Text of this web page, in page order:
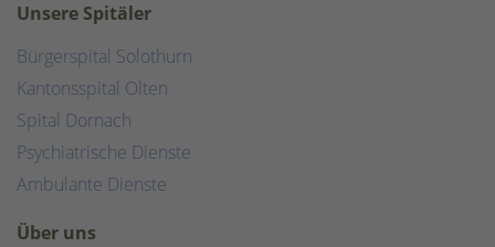
Unsere Spitäler
Bürgerspital Solothurn
Kantonsspital Olten
Spital Dornach
Psychiatrische Dienste
Ambulante Dienste
Über uns